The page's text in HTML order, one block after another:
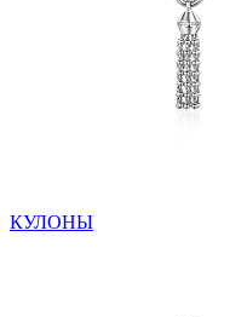
КУЛОНЫ